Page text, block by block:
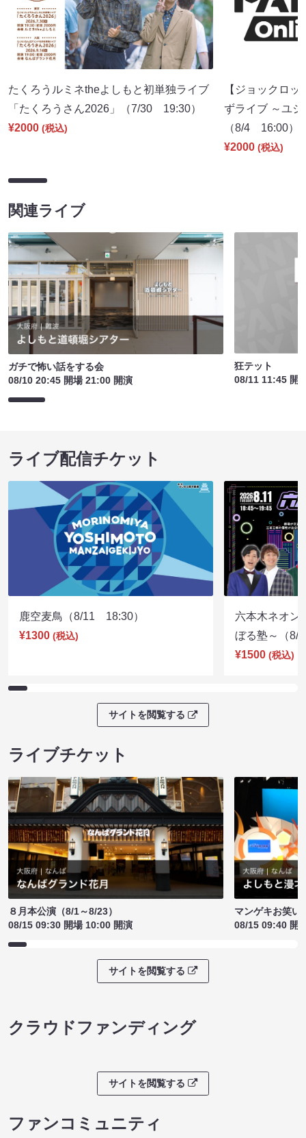
たくろうルミネtheよしもと初単独ライブ
「たくろうさん2026」（7/30 19:30）
¥2000 (税込)
【ジョックロ
ずライブ ～ユ
（8/4 16:00）
¥2000 (税込)
関連ライブ
ガチで怖い話をする会
08/10 20:45 開場 21:00 開演
狂テット
08/11 11:45 開
ライブ配信チケット
鹿空麦鳥（8/11 18:30）
¥1300 (税込)
六本木ネオン
ぼる塾～（
¥1500 (税込)
サイトを閲覧する
ライブチケット
８月本公演（8/1～8/23）
08/15 09:30 開場 10:00 開演
マンゲキお笑い
08/15 09:40 開
サイトを閲覧する
クラウドファンディング
サイトを閲覧する
ファンコミュニティ